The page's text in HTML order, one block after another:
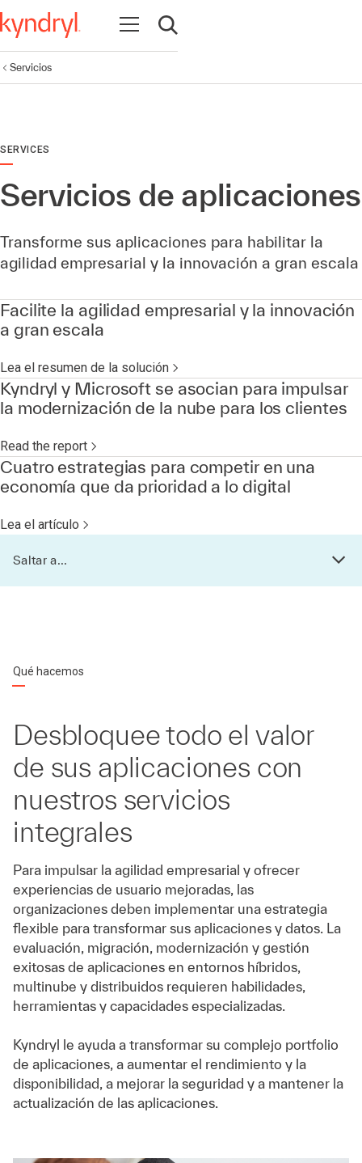
Abrir navegación
Abrir búsqueda
Servicios
SERVICES
Servicios de aplicaciones
Transforme sus aplicaciones para habilitar la
agilidad empresarial y la innovación a gran escala
Facilite la agilidad empresarial y la innovación
a gran escala
Lea el resumen de la solución
Kyndryl y Microsoft se asocian para impulsar
la modernización de la nube para los clientes
Read the report
Cuatro estrategias para competir en una
economía que da prioridad a lo digital
Lea el artículo
Saltar a...
Qué hacemos
Desbloquee todo el valor
de sus aplicaciones con
nuestros servicios
integrales
Para impulsar la agilidad empresarial y ofrecer
experiencias de usuario mejoradas, las
organizaciones deben implementar una estrategia
flexible para transformar sus aplicaciones y datos. La
evaluación, migración, modernización y gestión
exitosas de aplicaciones en entornos híbridos,
multinube y distribuidos requieren habilidades,
herramientas y capacidades especializadas.
Kyndryl le ayuda a transformar su complejo portfolio
de aplicaciones, a aumentar el rendimiento y la
disponibilidad, a mejorar la seguridad y a mantener la
actualización de las aplicaciones.